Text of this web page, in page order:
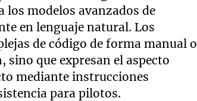
los modelos avanzados de
en lenguaje natural. Los
de código de forma manual o
que expresan el aspecto
mediante instrucciones
para pilotos.